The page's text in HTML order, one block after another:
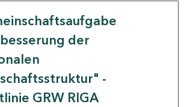
der
-
GRW RIGA